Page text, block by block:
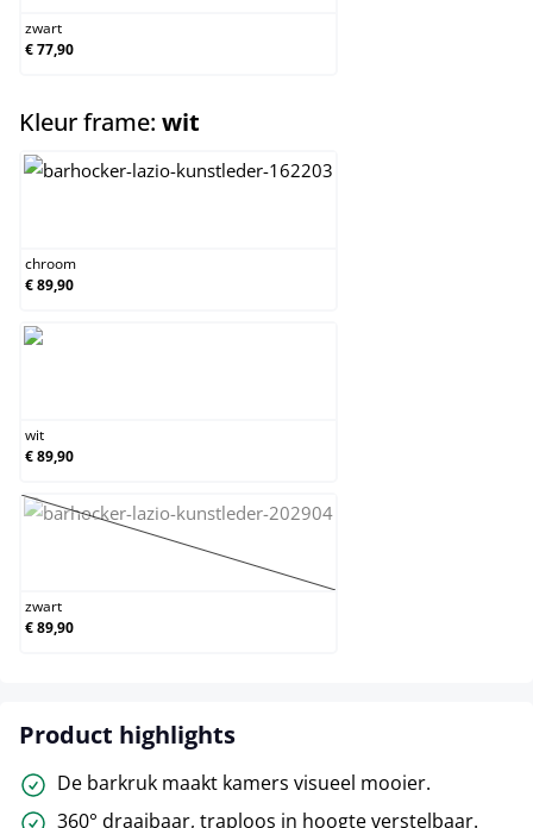
zwart
€ 77,90
Kleur frame: wit
chroom
€ 89,90
wit
€ 89,90
zwart
(Deze optie is momenteel niet beschikbaar.)
zwart
€ 89,90
Product highlights
De barkruk maakt kamers visueel mooier.
360° draaibaar, traploos in hoogte verstelbaar.